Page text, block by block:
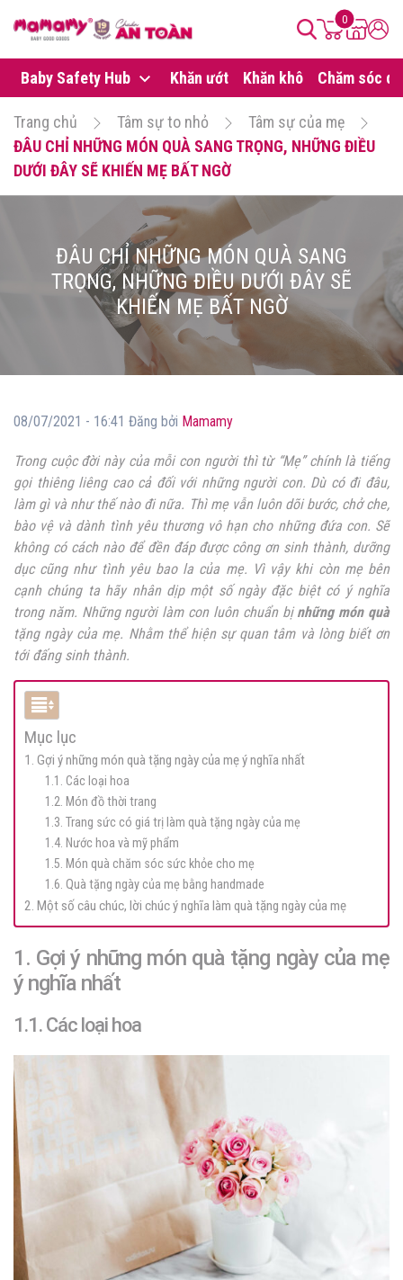
0
Baby Safety Hub Khăn ướt Khăn khô Chăm sóc da
Trang chủ Tâm sự to nhỏ
Tâm sự của mẹ
ĐÂU CHỈ NHỮNG MÓN QUÀ SANG TRỌNG, NHỮNG ĐIỀU
DƯỚI ĐÂY SẼ KHIẾN MẸ BẤT NGỜ
ĐÂU CHỈ NHỮNG MÓN QUÀ SANG
TRỌNG, NHỮNG ĐIỀU DƯỚI ĐÂY SẼ
KHIẾN MẸ BẤT NGỜ
08/07/2021 - 16:41 Đăng bởi Mamamy
Trong cuộc đời này của mỗi con người thì từ “Mẹ” chính là tiếng
gọi thiêng liêng cao cả đối với những người con. Dù có đi đâu,
làm gì và như thế nào đi nữa. Thì mẹ vẫn luôn dõi bước, chở che,
bào vệ và dành tình yêu thương vô hạn cho những đứa con. Sẽ
không có cách nào để đền đáp được công ơn sinh thành, dưỡng
dục cũng như tình yêu bao la của mẹ. Vì vậy khi còn mẹ bên
cạnh chúng ta hãy nhân dịp một số ngày đặc biệt có ý nghĩa
trong năm. Những người làm con luôn chuẩn bị những món quà
tặng ngày của mẹ. Nhằm thể hiện sự quan tâm và lòng biết ơn
tới đấng sinh thành.
Mục lục
1. Gợi ý những món quà tặng ngày của mẹ ý nghĩa nhất
1.1. Các loại hoa
1.2. Món đồ thời trang
1.3. Trang sức có giá trị làm quà tặng ngày của mẹ
1.4. Nước hoa và mỹ phẩm
1.5. Món quà chăm sóc sức khỏe cho mẹ
1.6. Quà tặng ngày của mẹ bằng handmade
2. Một số câu chúc, lời chúc ý nghĩa làm quà tặng ngày của mẹ
1. Gợi ý những món quà tặng ngày của mẹ
ý nghĩa nhất
1.1. Các loại hoa